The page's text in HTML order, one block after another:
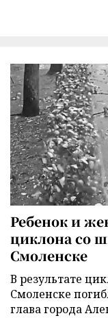
Ребенок и
циклона со
Смоленске
В результате
Смоленске
глава города